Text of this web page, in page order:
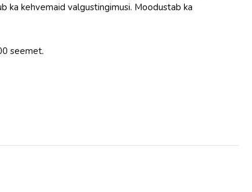
ka kehvemaid valgustingimusi. Moodustab ka
seemet.